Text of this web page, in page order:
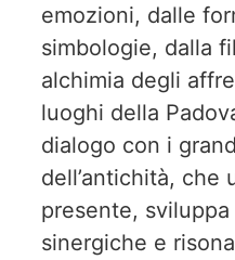
emozioni, dalle
simbologie, dalla
alchimia degli
luoghi della
dialogo con i
dell’antichità, che
presente,
sinergiche e